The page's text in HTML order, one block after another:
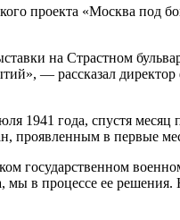
проекта «Москва
на Страстном
— рассказал
1941 года, спустя
проявленным в первые
государственном
мы в процессе ее